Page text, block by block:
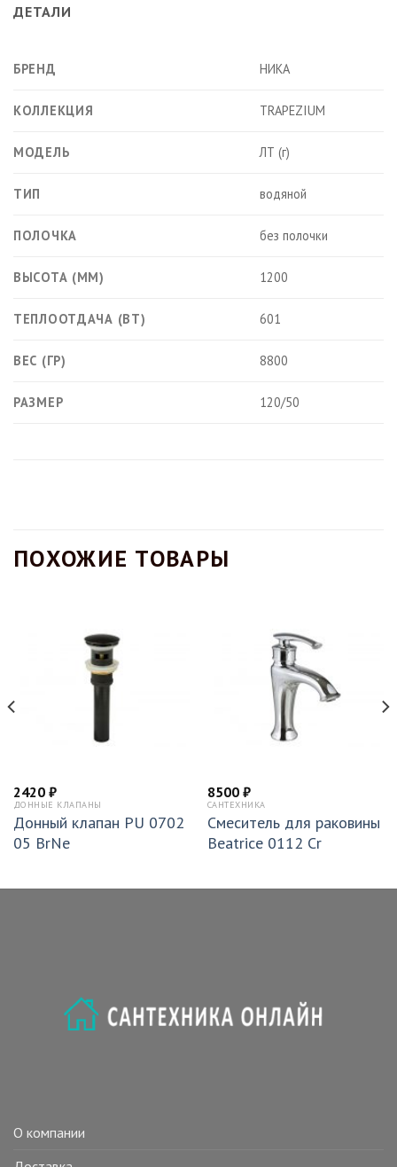
ДЕТАЛИ
БРЕНД НИКА
КОЛЛЕКЦИЯ TRAPEZIUM
МОДЕЛЬ ЛТ (г)
ТИП водяной
ПОЛОЧКА без полочки
ВЫСОТА (ММ) 1200
ТЕПЛООТДАЧА (ВТ) 601
ВЕС (ГР) 8800
РАЗМЕР 120/50
ПОХОЖИЕ ТОВАРЫ
2420 ₽
ДОННЫЕ КЛАПАНЫ
Донный клапан PU 0702
05 BrNe
8500 ₽
САНТЕХНИКА
Смеситель для раковины
Beatrice 0112 Cr
О компании